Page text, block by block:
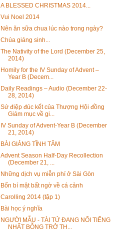
A BLESSED CHRISTMAS 2014...
Vui Noel 2014
Nên ăn sữa chua lúc nào trong ngày?
Chúa giáng sinh...
The Nativity of the Lord (December 25,
2014)
Homily for the IV Sunday of Advent –
Year B (Decem...
Daily Readings – Audio (December 22-
28, 2014)
Sứ điệp đúc kết của Thượng Hội đồng
Giám mục về gi...
IV Sunday of Advent-Year B (December
21, 2014)
BÀI GIẢNG TĨNH TÂM
Advent Season Half-Day Recollection
(December 21, ...
Những dịch vụ miễn phí ở Sài Gòn
Bốn bí mật bất ngờ về cá cảnh
Carolling 2014 (tập 1)
Bài học ý nghĩa
NGƯỜI MẪU - TÀI TỬ ĐANG NỔI TIẾNG
NHẤT BỖNG TRỞ TH...